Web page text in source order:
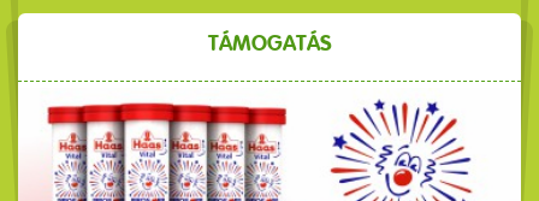
TÁMOGATÁS